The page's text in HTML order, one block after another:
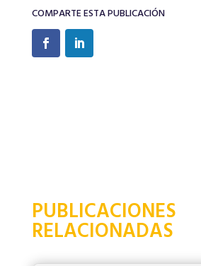
COMPARTE ESTA PUBLICACIÓN
PUBLICACIONES
RELACIONADAS